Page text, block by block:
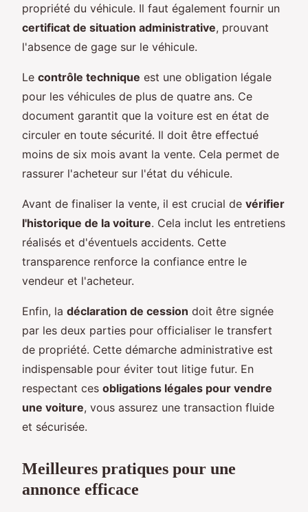
propriété du véhicule. Il faut également fournir un
certificat de situation administrative, prouvant
l'absence de gage sur le véhicule.
Le contrôle technique est une obligation légale
pour les véhicules de plus de quatre ans. Ce
document garantit que la voiture est en état de
circuler en toute sécurité. Il doit être effectué
moins de six mois avant la vente. Cela permet de
rassurer l'acheteur sur l'état du véhicule.
Avant de finaliser la vente, il est crucial de vérifier
l'historique de la voiture. Cela inclut les entretiens
réalisés et d'éventuels accidents. Cette
transparence renforce la confiance entre le
vendeur et l'acheteur.
Enfin, la déclaration de cession doit être signée
par les deux parties pour officialiser le transfert
de propriété. Cette démarche administrative est
indispensable pour éviter tout litige futur. En
respectant ces obligations légales pour vendre
une voiture, vous assurez une transaction fluide
et sécurisée.
Meilleures pratiques pour une
annonce efficace